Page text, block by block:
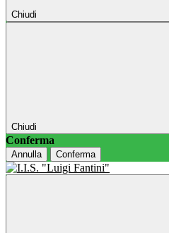
Chiudi
Chiudi
Conferma
Annulla Conferma